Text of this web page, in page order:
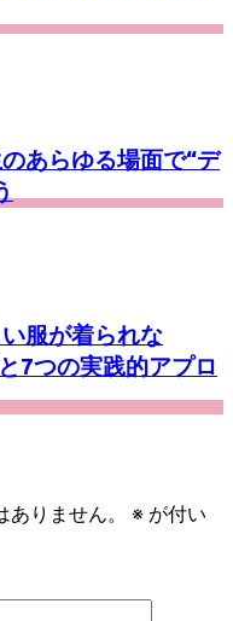
あらゆる場面で“デ
服が着られな
7つの実践的アプロ
りません。 ※ が付い